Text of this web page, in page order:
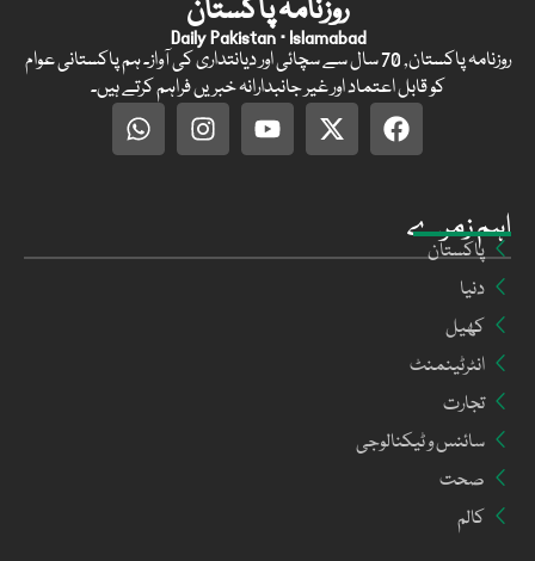
اہم زمرے
پاکستان
دنیا
کھیل
انٹرٹینمنٹ
تجارت
سائنس و ٹیکنالوجی
صحت
کالم
روزنامہ پاکستان
Daily Pakistan · Islamabad
روزنامہ پاکستان, 70 سال سے سچائی اور دیانتداری کی آواز۔ ہم پاکستانی عوام
کو قابل اعتماد اور غیر جانبدارانہ خبریں فراہم کرتے ہیں۔